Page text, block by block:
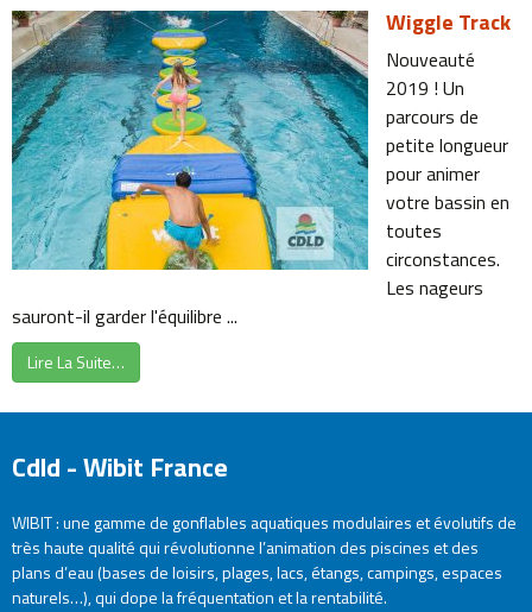
Wiggle Track
Nouveauté
2019 ! Un
parcours de
petite longueur
pour animer
votre bassin en
toutes
circonstances.
Les nageurs
sauront-il garder l'équilibre ...
Lire La Suite…
Cdld - Wibit France
WIBIT : une gamme de gonflables aquatiques modulaires et évolutifs de
très haute qualité qui révolutionne l’animation des piscines et des
plans d’eau (bases de loisirs, plages, lacs, étangs, campings, espaces
naturels…), qui dope la fréquentation et la rentabilité.